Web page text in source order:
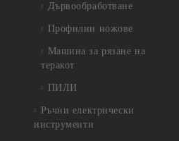
Дървообработване
Профилни ножове
Машина за рязане на
теракот
ПИЛИ
Ръчни електрически
инструменти